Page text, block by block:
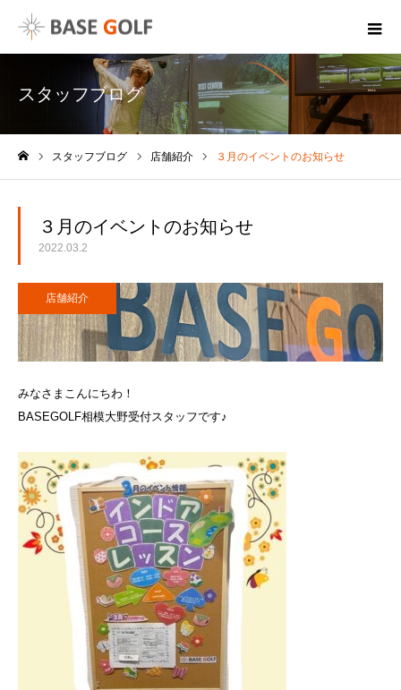
スタッフブログ
スタッフブログ 店舗紹介 ３月のイベントのお知らせ
３月のイベントのお知らせ
2022.03.2
店舗紹介
みなさまこんにちわ！
BASEGOLF相模大野受付スタッフです♪